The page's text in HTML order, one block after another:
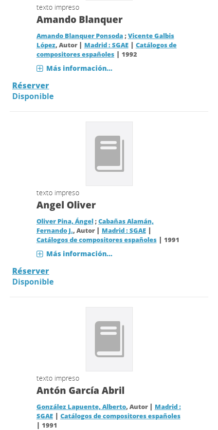
texto impreso
Amando Blanquer
Amando Blanquer Ponsoda;Vicente Galbis
López, Autor | Madrid : SGAE| Catálogos de
compositores españoles| 1992
Más información...
Réserver
Disponible
texto impreso
Angel Oliver
Oliver Pina, Ángel;Cabañas Alamán,
Fernando J., Autor | Madrid : SGAE|
Catálogos de compositores españoles| 1991
Más información...
Réserver
Disponible
texto impreso
Antón García Abril
González Lapuente, Alberto, Autor | Madrid :
SGAE| Catálogos de compositores españoles
| 1991